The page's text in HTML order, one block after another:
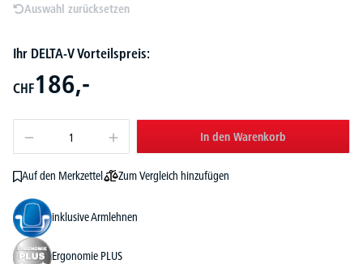
Auswahl zurücksetzen
Ihr DELTA-V Vorteilspreis:
CHF186,-
In den Warenkorb
Auf den Merkzettel Zum Vergleich hinzufügen
inklusive Armlehnen
Ergonomie PLUS